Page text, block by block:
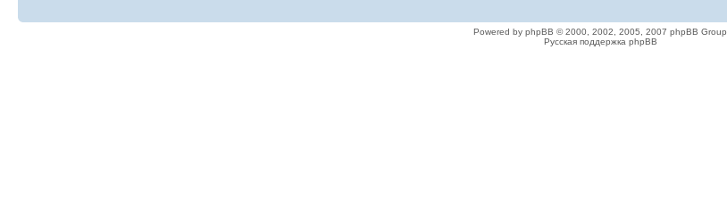
Powered by phpBB © 2000, 2002, 2005, 2007 phpBB Group
Русская поддержка phpBB